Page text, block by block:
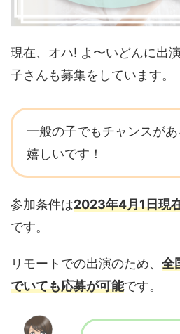
現在、オハ! よ〜いどんに出
子さんも募集をしています。
一般の子でもチャンスが
嬉しいです！
参加条件は2023年4月1日現
です。
リモートでの出演のため、 全
でいても応募が可能です。